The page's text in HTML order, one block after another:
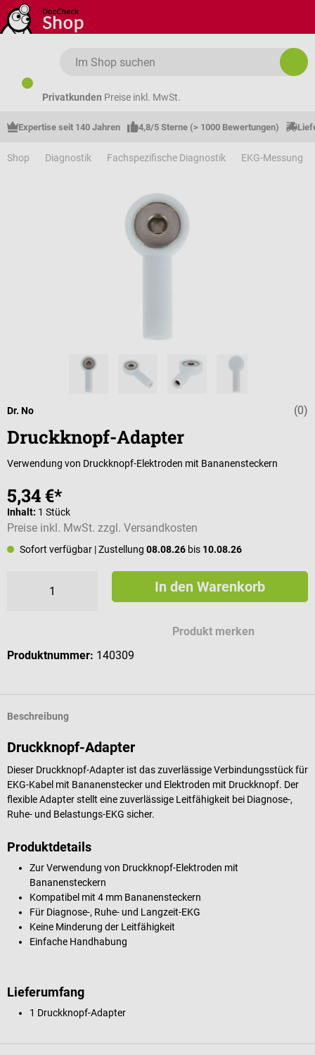
Zum Hauptinhalt springen
Privatkunden Preise inkl. MwSt.
Expertise seit 140 Jahren 4,8/5 Sterne (> 1000 Bewertungen)
Shop Diagnostik Fachspezifische Diagnostik EKG-Messung
(0)
Dr. No
Druckknopf-Adapter
Verwendung von Druckknopf-Elektroden mit Bananensteckern
5,34 €*
Inhalt: 1 Stück
Preise inkl. MwSt. zzgl. Versandkosten
Sofort verfügbar | Zustellung 08.08.26 bis 10.08.26
In den Warenkorb
Produkt merken
Produktnummer: 140309
Beschreibung
Druckknopf-Adapter
Dieser Druckknopf-Adapter ist das zuverlässige Verbindungsstück für
EKG-Kabel mit Bananenstecker und Elektroden mit Druckknopf. Der
flexible Adapter stellt eine zuverlässige Leitfähigkeit bei Diagnose-,
Ruhe- und Belastungs-EKG sicher.
Produktdetails
Zur Verwendung von Druckknopf-Elektroden mit
Bananensteckern
Kompatibel mit 4 mm Bananensteckern
Für Diagnose-, Ruhe- und Langzeit-EKG
Keine Minderung der Leitfähigkeit
Einfache Handhabung
Lieferumfang
1 Druckknopf-Adapter